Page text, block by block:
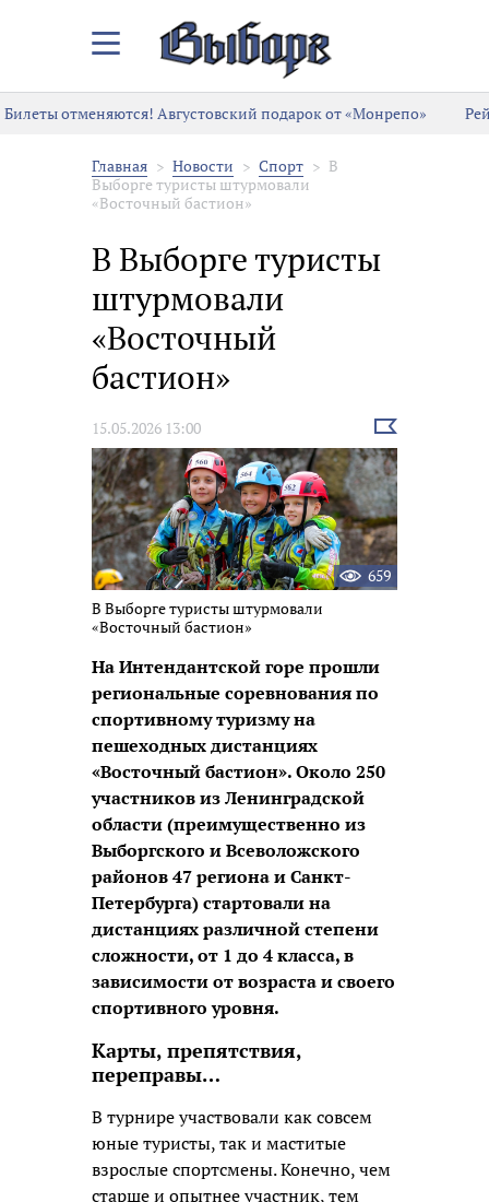
Закрыть/
меню
Билеты отменяются! Августовский подарок от «Монрепо»
Главная Новости Спорт
В
Выборге туристы штурмовали
«Восточный бастион»
В Выборге туристы
штурмовали
«Восточный
бастион»
15.05.2026 13:00
Выбрать
новость
659
В Выборге туристы штурмовали
«Восточный бастион»
На Интендантской горе прошли
региональные соревнования по
спортивному туризму на
пешеходных дистанциях
«Восточный бастион». Около 250
участников из Ленинградской
области (преимущественно из
Выборгского и Всеволожского
районов 47 региона и Санкт-
Петербурга) стартовали на
дистанциях различной степени
сложности, от 1 до 4 класса, в
зависимости от возраста и своего
спортивного уровня.
Карты, препятствия,
переправы…
В турнире участвовали как совсем
юные туристы, так и маститые
взрослые спортсмены. Конечно, чем
старше и опытнее участник, тем